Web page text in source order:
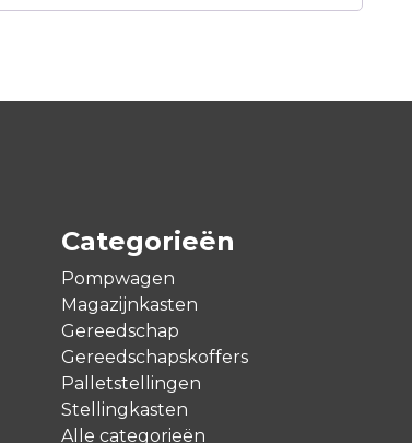
Categorieën
Pompwagen
Magazijnkasten
Gereedschap
Gereedschapskoffers
Palletstellingen
Stellingkasten
Alle categorieën